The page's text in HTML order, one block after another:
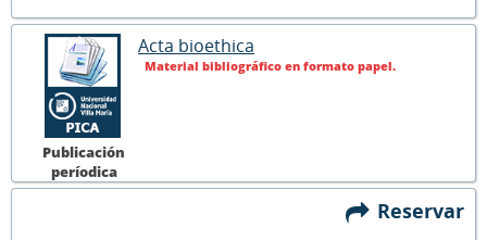
Publicación
períodica
Acta bioethica
Material bibliográfico en formato papel.
Reservar